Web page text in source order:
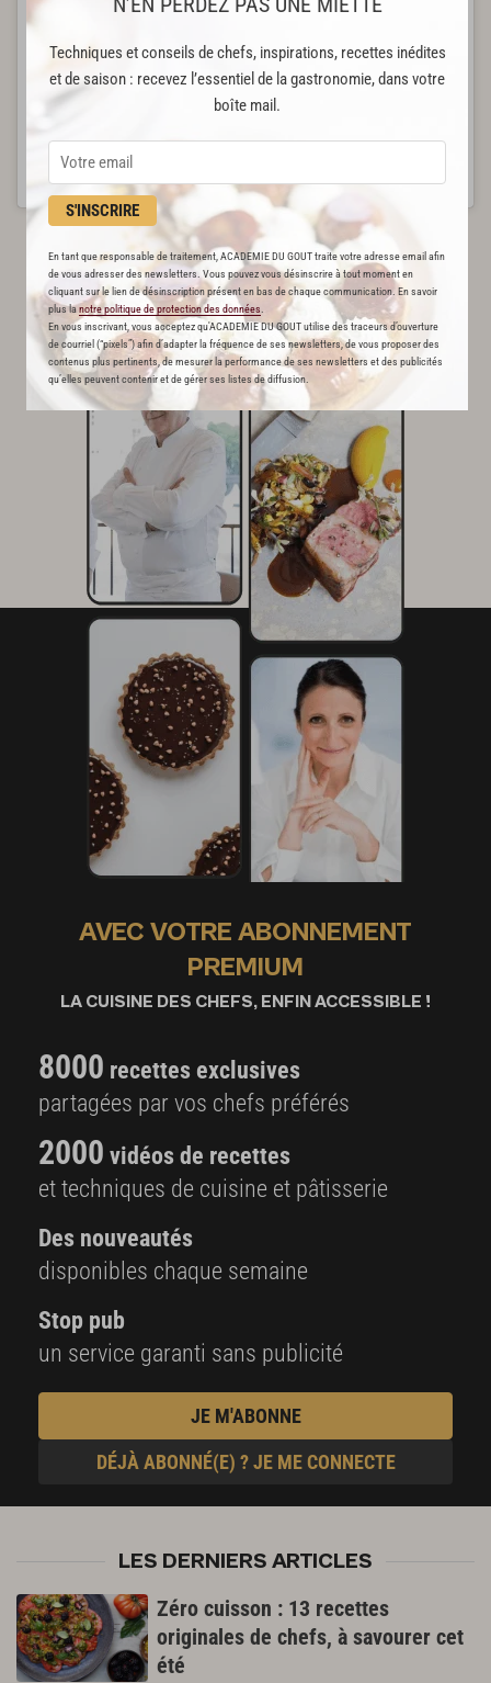
Techniques et conseils de chefs, inspirations, recettes inédites
et de saison : recevez l’essentiel de la gastronomie, dans votre
boîte mail.
S'INSCRIRE
En tant que responsable de traitement, ACADEMIE DU GOUT traite votre adresse email afin
de vous adresser des newsletters. Vous pouvez vous désinscrire à tout moment en
cliquant sur le lien de désinscription présent en bas de chaque communication. En savoir
plus lanotre politique de protection des données
En vous inscrivant, vous acceptez qu'ACADEMIE DU GOUT utilise des traceurs d’ouverture
de courriel (“pixels”) afin d’adapter la fréquence de ses newsletters, de vous proposer des
contenus plus pertinents, de mesurer la performance de ses newsletters et des publicités
qu’elles peuvent contenir et de gérer ses listes de diffusion.
Une publication partagée par TMC (@tmclachaine)
AVEC VOTRE ABONNEMENT
PREMIUM
LA CUISINE DES CHEFS, ENFIN ACCESSIBLE !
8000 recettes exclusives
partagées par vos chefs préférés
2000 vidéos de recettes
et techniques de cuisine et pâtisserie
Des nouveautés
disponibles chaque semaine
Stop pub
un service garanti sans publicité
JE M'ABONNE
DÉJÀ ABONNÉ(E) ? JE ME CONNECTE
LES DERNIERS ARTICLES
Zéro cuisson : 13 recettes
originales de chefs, à savourer cet
été